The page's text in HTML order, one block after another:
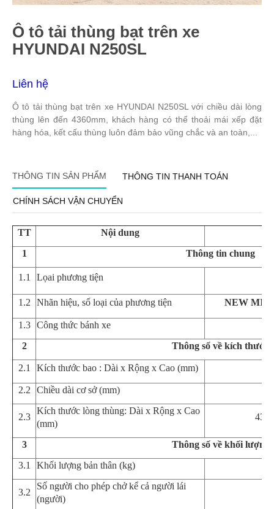
Ô tô tải thùng bạt trên xe
HYUNDAI N250SL
Liên hệ
Ô tô tải thùng bạt trên xe HYUNDAI N250SL với chiều dài lòng
thùng lên đến 4360mm, khách hàng có thể thoải mái xếp đặt
hàng hóa, kết cấu thùng luôn đảm bảo vũng chắc và an toàn,...
THÔNG TIN SẢN PHẨM THÔNG TIN THANH TOÁN
CHÍNH SÁCH VẬN CHUYỂN
TT
Nội dung
1
Thông tin chung
1.1 Lọai phương tiện
1.2 Nhãn hiệu, số loại của phương tiện NEW
1.3
Công thức bánh xe
2
Thông số về kích thước
2.1 Kích thước bao : Dài x Rộng x Cao (mm)
2.2 Chiều dài cơ sở (mm)
2.3
Kích thước lòng thùng: Dài x Rộng x Cao
(mm)
4360
3 Thông số về khối lượng
3.1
Khối lượng bản thân (kg)
3.2
Số người cho phép chởkể cả người lái
(người)